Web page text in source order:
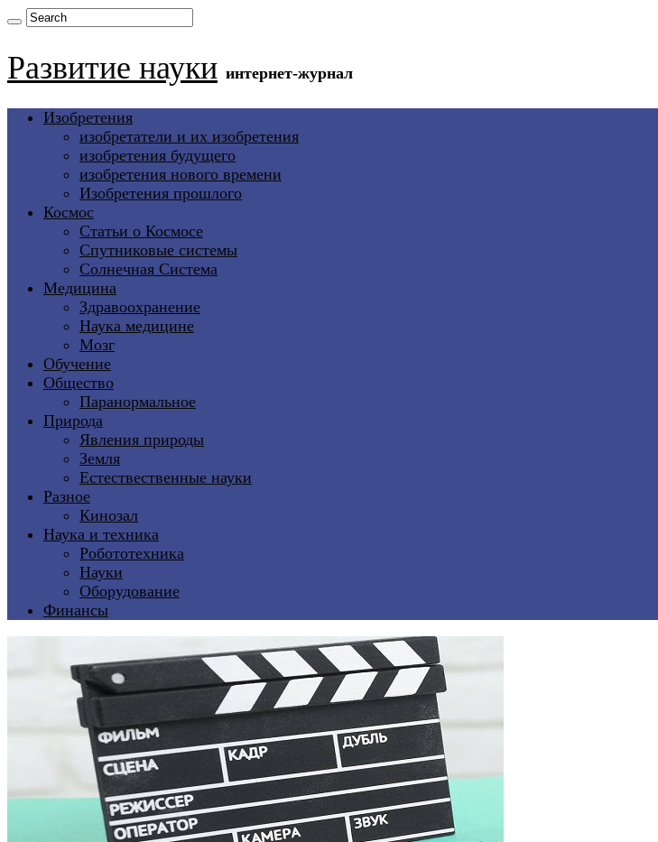
Развитие науки интернет-журнал
Изобретения
изобретатели и их изобретения
изобретения будущего
изобретения нового времени
Изобретения прошлого
Космос
Статьи о Космосе
Спутниковые системы
Солнечная Система
Медицина
Здравоохранение
Наука медицине
Мозг
Обучение
Общество
Паранормальное
Природа
Явления природы
Земля
Естествественные науки
Разное
Кинозал
Наука и техника
Робототехника
Науки
Оборудование
Финансы